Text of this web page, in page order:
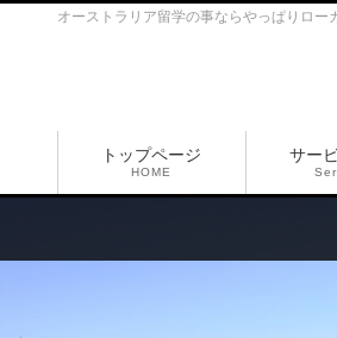
オーストラリア留学の事ならやっぱりロ
トップページ
HOME
サー